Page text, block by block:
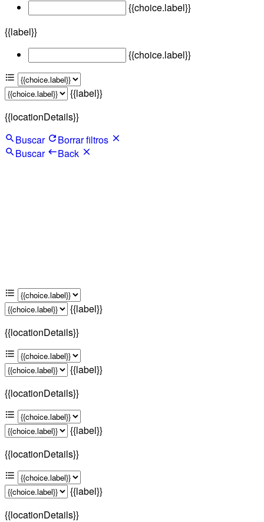
{{choice.label}}
{{label}}
{{choice.label}}
{{label}}
{{locationDetails}}
Buscar
Borrar filtros
Buscar
Back
{{label}}
{{locationDetails}}
{{label}}
{{locationDetails}}
{{label}}
{{locationDetails}}
{{label}}
{{locationDetails}}